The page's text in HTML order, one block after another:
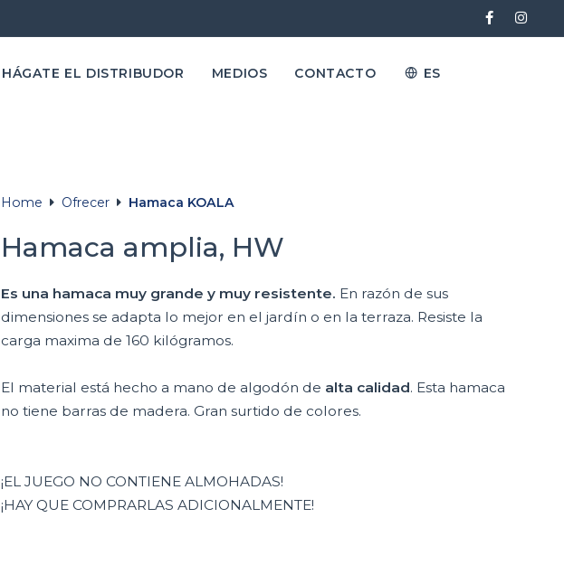
HÁGATE EL DISTRIBUDOR MEDIOS CONTACTO ES
Home Ofrecer Hamaca KOALA
Hamaca amplia, HW
Es una hamaca muy grande y muy resistente. En razón de sus
dimensiones se adapta lo mejor en el jardín o en la terraza. Resiste la
carga maxima de 160 kilógramos.
El material está hecho a mano de algodón de alta calidad. Esta hamaca
no tiene barras de madera. Gran surtido de colores.
¡EL JUEGO NO CONTIENE ALMOHADAS!
¡HAY QUE COMPRARLAS ADICIONALMENTE!